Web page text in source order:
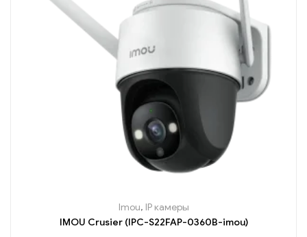
Imou, IP камеры
IMOU Crusier (IPC-S22FAP-0360B-imou)